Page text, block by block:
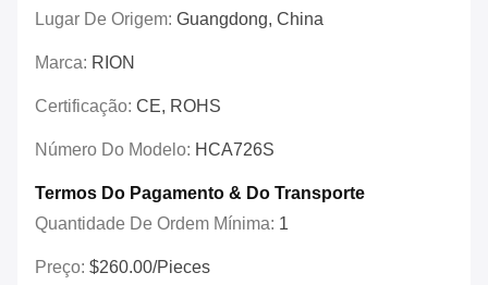
Lugar De Origem: Guangdong, China
Marca: RION
Certificação: CE, ROHS
Número Do Modelo: HCA726S
Termos Do Pagamento & Do Transporte
Quantidade De Ordem Mínima: 1
Preço: $260.00/Pieces